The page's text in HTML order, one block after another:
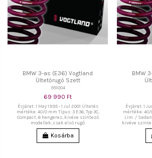
BMW 3-as (E36) Vogtland
Ültetőrugó Szett
951004
69 990 Ft
Évjárat: 1 May 1995 - 1 Jul 2001 Ültetés
mértéke: 40/0 mm Típus: 3 E36, Typ 3C,
Compact, 6 hengeres, kivéve szintező
modellek, csak első rugó
Kosárba
BMW
Évjárat: 1
mértéke: 40/
Lim. /
kivéve